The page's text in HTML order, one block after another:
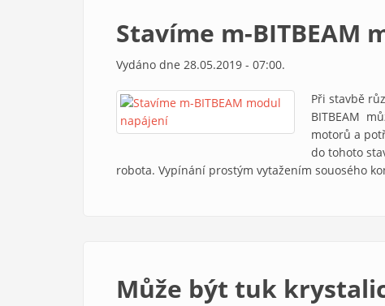
Stavíme m-BITBEAM
Vydáno dne 28.05.2019 - 07:00.
Při stavbě
BITBEAM
motorů a
do tohoto
robota. Vypínání prostým vytažením souosého
Může být tuk